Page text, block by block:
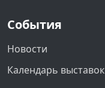
События
Новости
Календарь выставок